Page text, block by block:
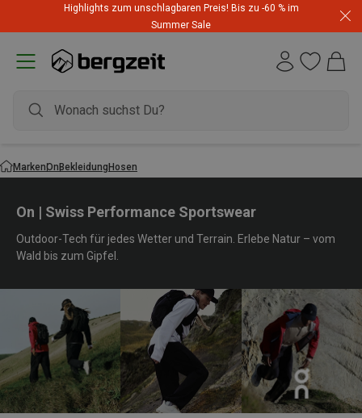
Highlights zum unschlagbaren Preis! Bis zu -60 % im
Summer Sale
MarkenOnBekleidungHosen
On | Swiss Performance Sportswear
Outdoor-Tech für jedes Wetter und Terrain. Erlebe Natur – vom
Wald bis zum Gipfel.